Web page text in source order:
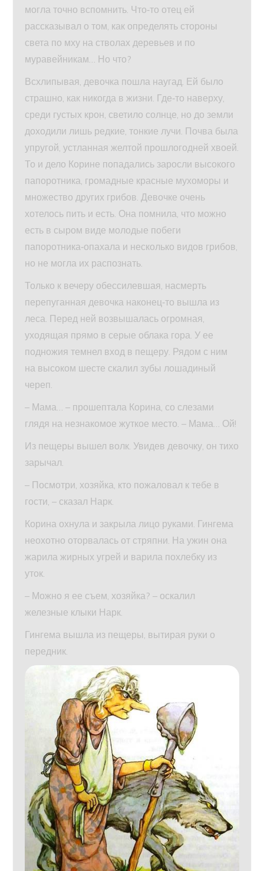
могла точно вспомнить. Что‑то отец ей
рассказывал о том, как определять стороны
света по мху на стволах деревьев и по
муравейникам… Но что?
Всхлипывая, девочка пошла наугад. Ей было
страшно, как никогда в жизни. Где‑то наверху,
среди густых крон, светило солнце, но до земли
доходили лишь редкие, тонкие лучи. Почва была
упругой, устланная желтой прошлогодней хвоей.
То и дело Корине попадались заросли высокого
папоротника, громадные красные мухоморы и
множество других грибов. Девочке очень
хотелось пить и есть. Она помнила, что можно
есть в сыром виде молодые побеги
папоротника‑опахала и несколько видов грибов,
но не могла их распознать.
Только к вечеру обессилевшая, насмерть
перепуганная девочка наконец‑то вышла из
леса. Перед ней возвышалась огромная,
уходящая прямо в серые облака гора. У ее
подножия темнел вход в пещеру. Рядом с ним
на высоком шесте скалил зубы лошадиный
череп.
– Мама… – прошептала Корина, со слезами
глядя на незнакомое жуткое место. – Мама… Ой!
Из пещеры вышел волк. Увидев девочку, он тихо
зарычал.
– Посмотри, хозяйка, кто пожаловал к тебе в
гости, – сказал Нарк.
Корина охнула и закрыла лицо руками. Гингема
неохотно оторвалась от стряпни. На ужин она
жарила жирных угрей и варила похлебку из
уток.
– Можно я ее съем, хозяйка? – оскалил
железные клыки Нарк.
Гингема вышла из пещеры, вытирая руки о
передник.